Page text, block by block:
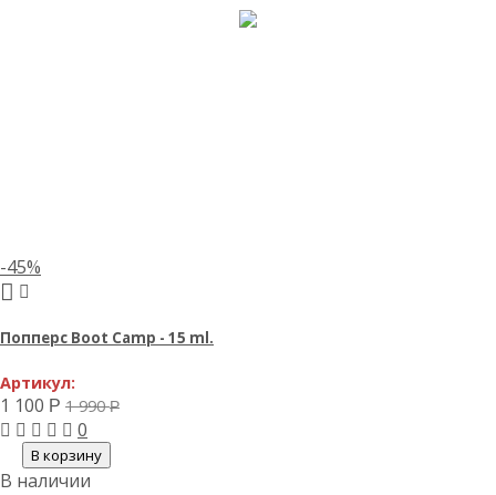
-45%
Попперс Boot Camp - 15 ml.
Артикул:
1 100 Р 1 990Р
0
В корзину
В наличии